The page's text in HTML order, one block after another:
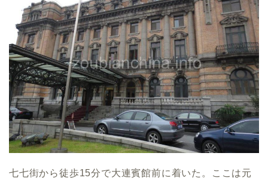
七七街から徒歩15分で大連賓館前に着いた。ここは元